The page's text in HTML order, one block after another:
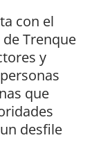
con el
Trenque
y
que
desfile